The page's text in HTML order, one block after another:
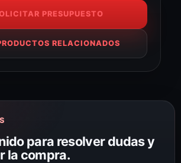
PRESUPUESTO
RELACIONADOS
para resolver dudas y
la compra.